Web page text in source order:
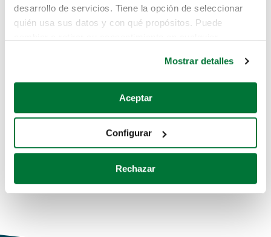
desarrollo de servicios. Tiene la opción de seleccionar
quién usa sus datos y con qué propósitos. Puede
Si lo permite, también quisiéramos:
Recopilar información sobre su ubicación geográfica
Identificar su dispositivo analizándolo activamente
para buscar características específicas (huellas
Obtenga más información sobre cómo se procesan sus
Mostrar detalles
Aceptar
Configurar
Rechazar
Pero puedes encontrar el coche que estás
buscando en alguno de estos enlaces:
Coches de segunda mano
Coches de km0